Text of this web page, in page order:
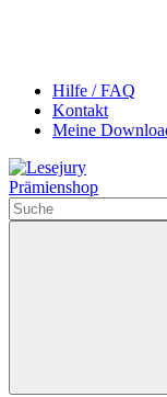
Hilfe / FAQ
Kontakt
Meine
Prämienshop